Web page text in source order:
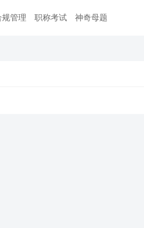
规管理 职称考试 神奇母题